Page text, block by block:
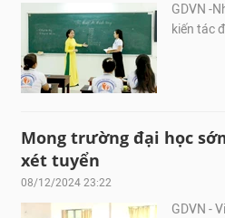
GDVN -
kiến tác
Mong trường đại học
xét tuyển
08/12/2024 23:22
GDVN -